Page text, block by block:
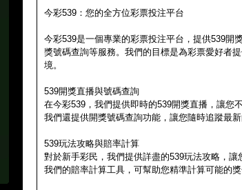
今彩539：您的全方位彩票投注平台
今彩539是一個專業的彩票投注平台，提供539開
獎號碼查詢等服務。我們的目標是為彩票愛好者
境。
539開獎直播與號碼查詢
在今彩539，我們提供即時的539開獎直播，讓您
我們還提供開獎號碼查詢功能，讓您隨時追蹤最
539玩法攻略與賠率計算
對於新手彩民，我們提供詳盡的539玩法攻略，讓
我們的賠率計算工具，可幫助您精準計算可能的